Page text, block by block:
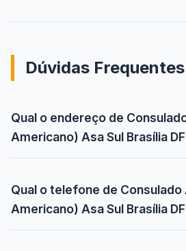
Dúvidas Frequentes
Qual o endereço de
Americano) Asa Sul Brasília
Qual o telefone de
Americano) Asa Sul Brasília